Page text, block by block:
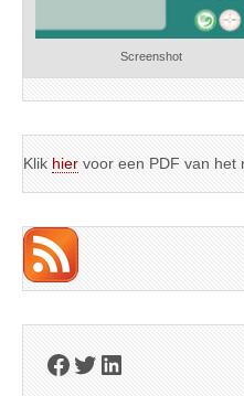
Screenshot
Klik hier voor een PDF van het
Facebook
Twitter
LinkedIn